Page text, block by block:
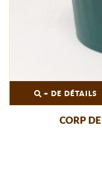
+ DE DÉTAILS
CORP